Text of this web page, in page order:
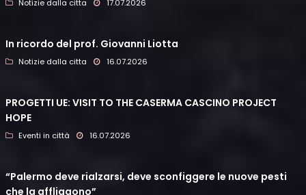
Notizie dalla citta 17.07.2026
In ricordo del prof. Giovanni Liotta
Notizie dalla citta 16.07.2026
PROGETTI UE: VISIT TO THE CASERMA CASCINO PROJECT
HOPE
Eventi in città 16.07.2026
“Palermo deve rialzarsi, deve sconfiggere le nuove pesti
che la affliggono”